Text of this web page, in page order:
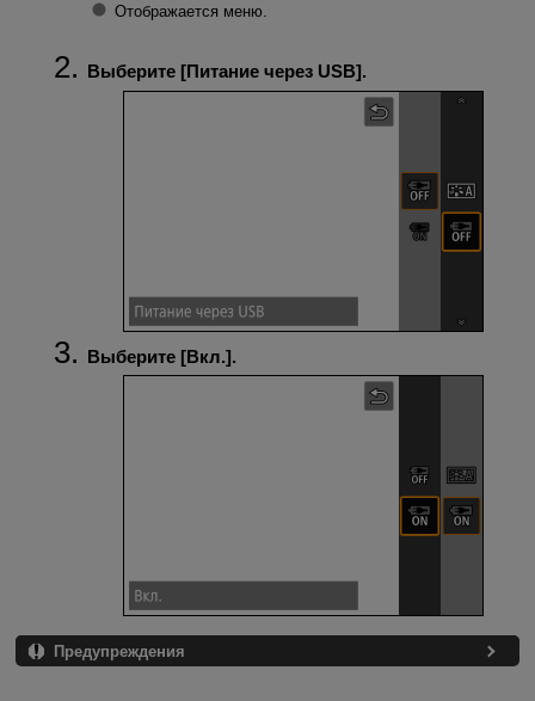
Отображается меню.
Выберите [Питание через USB].
Выберите [Вкл.].
Предупреждения